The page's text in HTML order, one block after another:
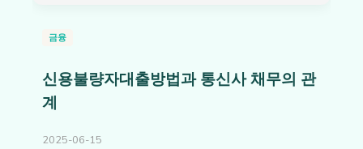
금융
신용불량자대출방법과 통신사 채무의 관
계
2025-06-15